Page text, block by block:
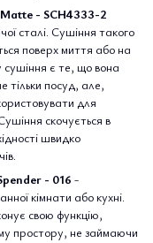
- SCH4333-2
сталі. Сушіння такого
поверх миття або на
є те, що вона
тільки посуд, але,
для
скочується в
швидко
- 016 -
кімнати або кухні.
свою функцію,
простору, не займаючи